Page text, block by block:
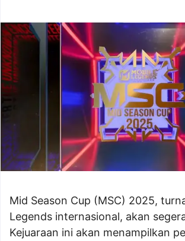
Mid Season Cup (MSC) 2025,
Legends internasional, akan
Kejuaraan ini akan menampilkan